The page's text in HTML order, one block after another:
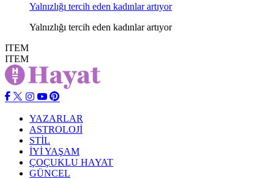
Yalnızlığı tercih eden kadınlar artıyor
Yalnızlığı tercih eden kadınlar artıyor
ITEM
ITEM
YAZARLAR
ASTROLOJİ
STİL
İYİ YAŞAM
ÇOÇUKLU HAYAT
GÜNCEL